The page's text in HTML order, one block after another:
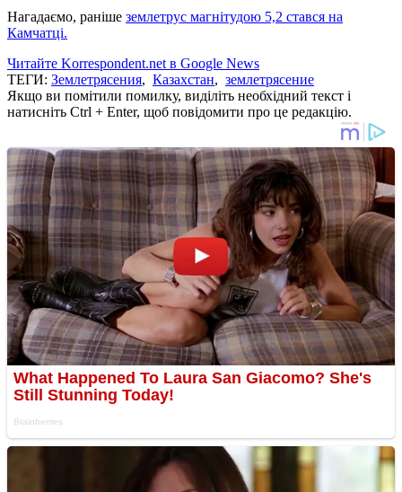
Нагадаємо, раніше землетрус магнітудою 5,2 стався на
Камчатці.
Читайте Korrespondent.net в Google News
ТЕГИ: Землетрясения, Казахстан, землетрясение
Якщо ви помітили помилку, виділіть необхідний текст і
натисніть Ctrl + Enter, щоб повідомити про це редакцію.